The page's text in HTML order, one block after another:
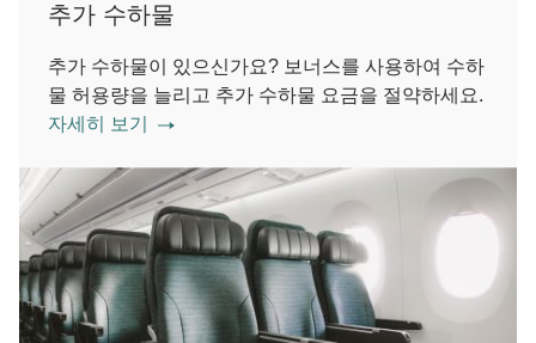
추가 수하물
추가 수하물이 있으신가요? 보너스를 사용하여 수하
물 허용량을 늘리고 추가 수하물 요금을 절약하세요.
자세히 보기